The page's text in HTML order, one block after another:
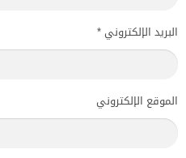
البريد الإلكتروني *
الموقع الإلكتروني